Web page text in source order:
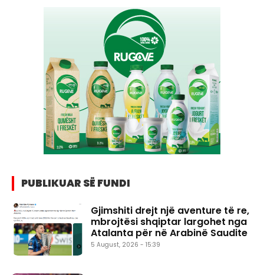
PUBLIKUAR SË FUNDI
Gjimshiti drejt një aventure të re,
mbrojtësi shqiptar largohet nga
Atalanta për në Arabinë Saudite
5 August, 2026 - 15:39